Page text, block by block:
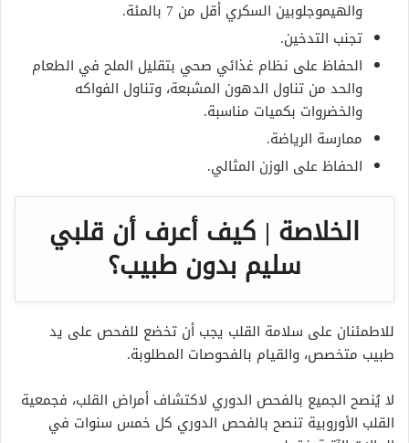
والهيموجلوبين السكري أقل من 7 بالمئة.
تجنب التدخين.
الحفاظ على نظام غذائي صحي بتقليل الملح في الطعام
والحد من تناول الدهون المشبعة، وتناول الفواكه
والخضروات بكميات مناسبة.
ممارسة الرياضة.
الحفاظ على الوزن المثالي.
الخلاصة | كيف أعرف أن قلبي
سليم بدون طبيب؟
للاطمئنان على سلامة القلب يجب أن تخضع للفحص على يد
طبيب متخصص، والقيام بالفحوصات المطلوبة.
لا يُنصح الجميع بالفحص الدوري لاكتشاف أمراض القلب، فجمعية
القلب الأوروبية تنصح بالفحص الدوري كل خمس سنوات في